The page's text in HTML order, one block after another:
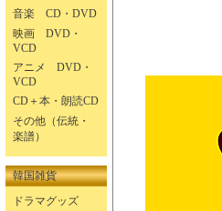
音楽 CD・DVD
映画 DVD・
VCD
アニメ DVD・
VCD
CD＋本・朗読CD
その他（伝統・
楽譜）
韓国雑貨
ドラマグッズ